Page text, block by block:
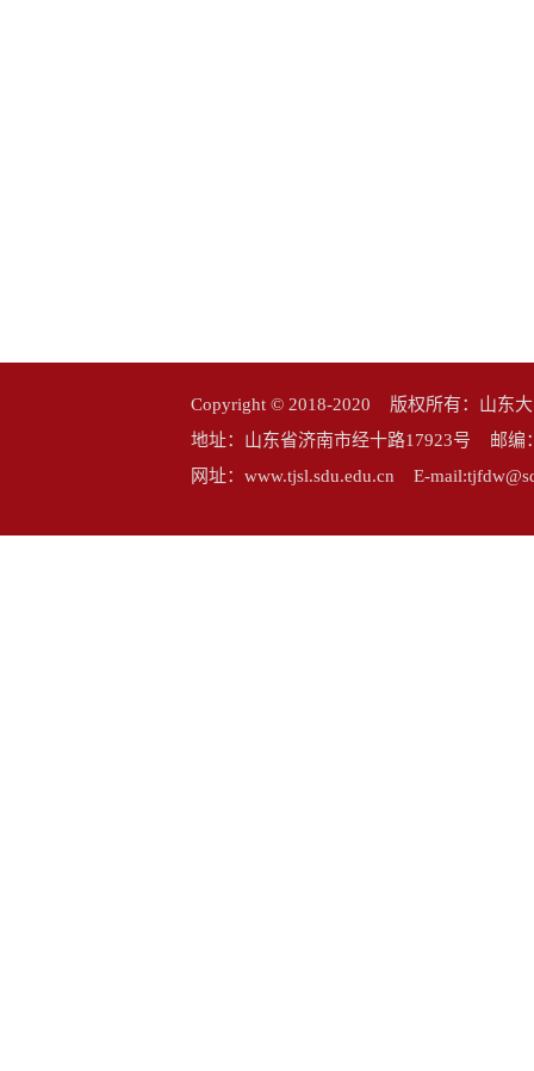
Copyright © 2018-2020 版权所有：山东
地址：山东省济南市经十路17923号 邮
网址：www.tjsl.sdu.edu.cn E-